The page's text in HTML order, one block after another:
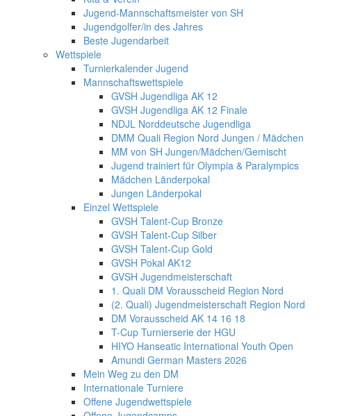
Jugend-Mannschaftsmeister von SH
Jugendgolfer/in des Jahres
Beste Jugendarbeit
Wettspiele
Turnierkalender Jugend
Mannschaftswettspiele
GVSH Jugendliga AK 12
GVSH Jugendliga AK 12 Finale
NDJL Norddeutsche Jugendliga
DMM Quali Region Nord Jungen / Mädchen
MM von SH Jungen/Mädchen/Gemischt
Jugend trainiert für Olympia & Paralympics
Mädchen Länderpokal
Jungen Länderpokal
Einzel Wettspiele
GVSH Talent-Cup Bronze
GVSH Talent-Cup Silber
GVSH Talent-Cup Gold
GVSH Pokal AK12
GVSH Jugendmeisterschaft
1. Quali DM Vorausscheid Region Nord
(2. Quali) Jugendmeisterschaft Region Nord
DM Vorausscheid AK 14 16 18
T-Cup Turnierserie der HGU
HIYO Hanseatic International Youth Open
Amundi German Masters 2026
Mein Weg zu den DM
Internationale Turniere
Offene Jugendwettspiele